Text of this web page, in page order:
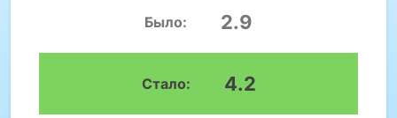
Было: 2.9
Стало: 4.2